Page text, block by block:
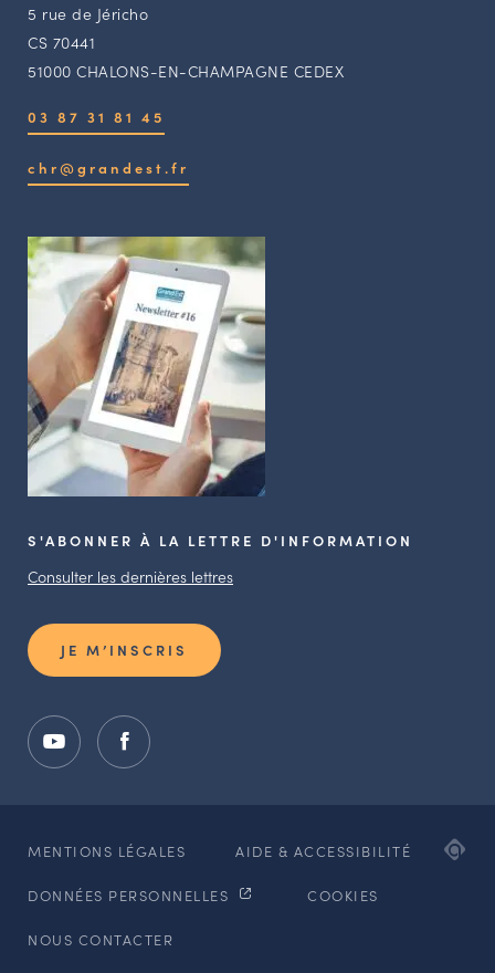
5 rue de Jéricho
CS 70441
51000 CHALONS-EN-CHAMPAGNE CEDEX
03 87 31 81 45
chr@grandest.fr
S'ABONNER À LA LETTRE D'INFORMATION
Consulter les dernières lettres
JE M’INSCRIS
MENTIONS LÉGALES AIDE & ACCESSIBILITÉ
DONNÉES PERSONNELLES COOKIES
NOUS CONTACTER